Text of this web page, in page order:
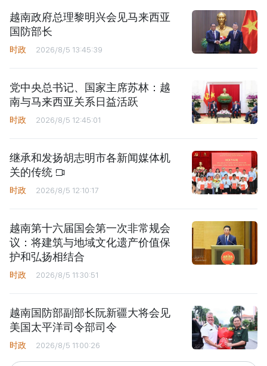
越南政府总理黎明兴会见马来西亚
国防部长
时政 2026/8/5 13:45:39
党中央总书记、国家主席苏林：越
南与马来西亚关系日益活跃
时政 2026/8/5 12:45:01
继承和发扬胡志明市各新闻媒体机
关的传统
时政 2026/8/5 12:10:17
越南第十六届国会第一次非常规会
议：将建筑与地域文化遗产价值保
护和弘扬相结合
时政 2026/8/5 11:30:51
越南国防部副部长阮新疆大将会见
美国太平洋司令部司令
时政 2026/8/5 11:00:26